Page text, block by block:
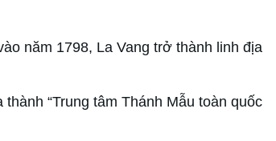
năm 1798, La Vang trở thành linh địa
“Trung tâm Thánh Mẫu toàn quốc